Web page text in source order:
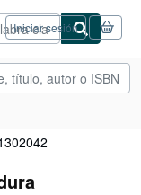
Iniciar sesión